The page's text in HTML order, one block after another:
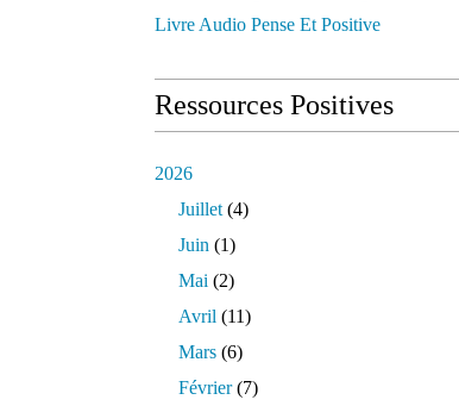
Livre Audio Pense Et Positive
Ressources Positives
2026
Juillet (4)
Juin (1)
Mai (2)
Avril (11)
Mars (6)
Février(7)